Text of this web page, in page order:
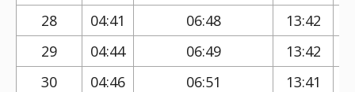
28
04:41 06:48 13:42
29
04:44 06:49 13:42
30
04:46 06:51 13:41